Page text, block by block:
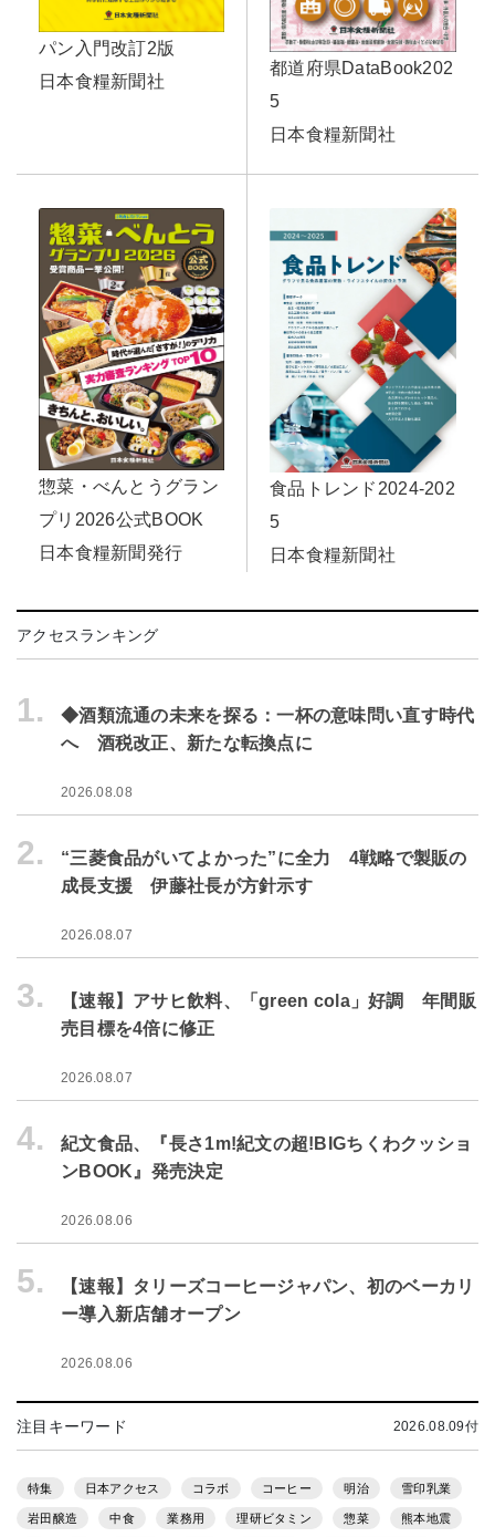
パン入門改訂2版
日本食糧新聞社
都道府県DataBook202
5
日本食糧新聞社
惣菜・べんとうグラン
プリ2026公式BOOK
日本食糧新聞発行
食品トレンド2024-202
5
日本食糧新聞社
アクセスランキング
1.
◆酒類流通の未来を探る：一杯の意味問い直す時代
へ 酒税改正、新たな転換点に
2026.08.08
2.
“三菱食品がいてよかった”に全力 4戦略で製販の
成長支援 伊藤社長が方針示す
2026.08.07
3.
【速報】アサヒ飲料、「green cola」好調 年間販
売目標を4倍に修正
2026.08.07
4.
紀文食品、『長さ1m!紀文の超!BIGちくわクッショ
ンBOOK』発売決定
2026.08.06
5.
【速報】タリーズコーヒージャパン、初のベーカリ
ー導入新店舗オープン
2026.08.06
注目キーワード 2026.08.09付
特集 日本アクセス コラボ コーヒー 明治 雪印乳業
岩田醸造 中食 業務用 理研ビタミン 惣菜 熊本地震